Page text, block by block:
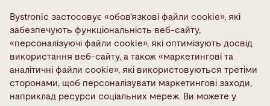
Quality policies
TeamViewer
Контакти в усьому світі
Повідомте про несправність
Bystronic застосовує «обов'язкові файли cookie», які
забезпечують функціональність веб-сайту,
«персоналізуючі файли cookie», які оптимізують досвід
використання веб-сайту, а також «маркетингові та
аналітичні файли cookie», які використовуються третіми
сторонами, щоб персоналізувати маркетингові заходи,
наприклад ресурси соціальних мереж. Ви можете у